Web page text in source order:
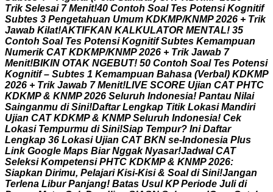
Trik Selesai 7 Menit!40 Contoh Soal Tes Potensi Kognitif
Subtes 3 Pengetahuan Umum KDKMP/KNMP 2026 + Trik
Jawab Kilat!AKTIFKAN KALKULATOR MENTAL! 35
Contoh Soal Tes Potensi Kognitif Subtes Kemampuan
Numerik CAT KDKMP/KNMP 2026 + Trik Jawab 7
Menit!BIKIN OTAK NGEBUT! 50 Contoh Soal Tes Potensi
Kognitif – Subtes 1 Kemampuan Bahasa (Verbal) KDKMP
2026 + Trik Jawab 7 Menit!LIVE SCORE Ujian CAT PHTC
KDKMP & KNMP 2026 Seluruh Indonesia! Pantau Nilai
Sainganmu di Sini!Daftar Lengkap Titik Lokasi Mandiri
Ujian CAT KDKMP & KNMP Seluruh Indonesia! Cek
Lokasi Tempurmu di Sini!Siap Tempur? Ini Daftar
Lengkap 36 Lokasi Ujian CAT BKN se-Indonesia Plus
Link Google Maps Biar Nggak Nyasar!Jadwal CAT
Seleksi Kompetensi PHTC KDKMP & KNMP 2026:
Siapkan Dirimu, Pelajari Kisi-Kisi & Soal di Sini!Jangan
Terlena Libur Panjang! Batas Usul KP Periode Juli di